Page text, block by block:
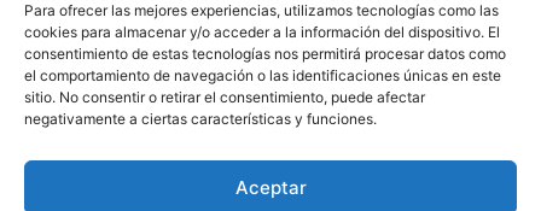
Para ofrecer las mejores experiencias, utilizamos tecnologías como las
cookies para almacenar y/o acceder a la información del dispositivo. El
consentimiento de estas tecnologías nos permitirá procesar datos como
el comportamiento de navegación o las identificaciones únicas en este
sitio. No consentir o retirar el consentimiento, puede afectar
negativamente a ciertas características y funciones.
Aceptar
Política de Cookies
Aviso Legal
910 607 564